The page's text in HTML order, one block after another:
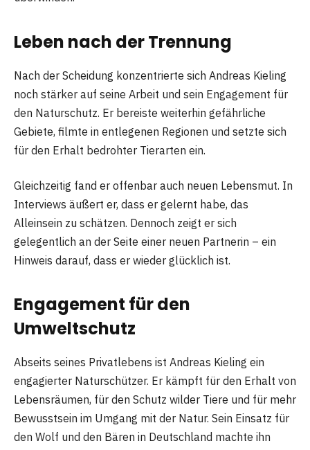
Leben nach der Trennung
Nach der Scheidung konzentrierte sich Andreas Kieling
noch stärker auf seine Arbeit und sein Engagement für
den Naturschutz. Er bereiste weiterhin gefährliche
Gebiete, filmte in entlegenen Regionen und setzte sich
für den Erhalt bedrohter Tierarten ein.
Gleichzeitig fand er offenbar auch neuen Lebensmut. In
Interviews äußert er, dass er gelernt habe, das
Alleinsein zu schätzen. Dennoch zeigt er sich
gelegentlich an der Seite einer neuen Partnerin – ein
Hinweis darauf, dass er wieder glücklich ist.
Engagement für den
Umweltschutz
Abseits seines Privatlebens ist Andreas Kieling ein
engagierter Naturschützer. Er kämpft für den Erhalt von
Lebensräumen, für den Schutz wilder Tiere und für mehr
Bewusstsein im Umgang mit der Natur. Sein Einsatz für
den Wolf und den Bären in Deutschland machte ihn